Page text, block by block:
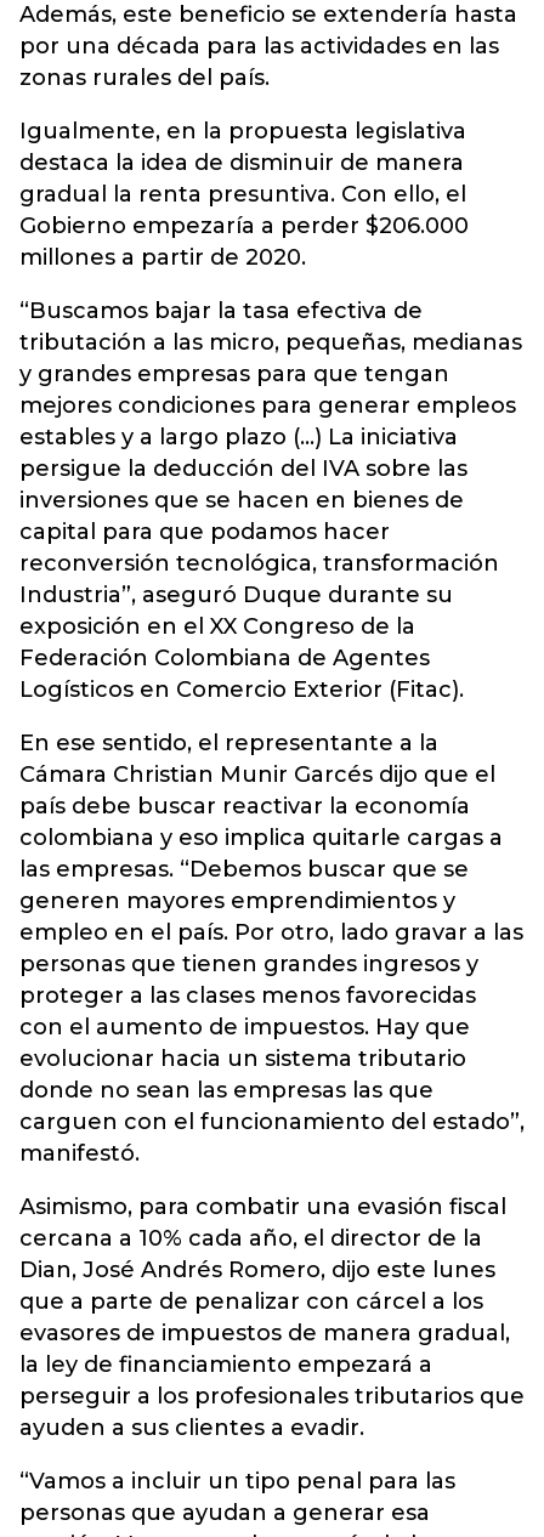
Además, este beneficio se extendería hasta
por una década para las actividades en las
zonas rurales del país.
Igualmente, en la propuesta legislativa
destaca la idea de disminuir de manera
gradual la renta presuntiva. Con ello, el
Gobierno empezaría a perder $206.000
millones a partir de 2020.
“Buscamos bajar la tasa efectiva de
tributación a las micro, pequeñas, medianas
y grandes empresas para que tengan
mejores condiciones para generar empleos
estables y a largo plazo (...) La iniciativa
persigue la deducción del IVA sobre las
inversiones que se hacen en bienes de
capital para que podamos hacer
reconversión tecnológica, transformación
Industria”, aseguró Duque durante su
exposición en el XX Congreso de la
Federación Colombiana de Agentes
Logísticos en Comercio Exterior (Fitac).
En ese sentido, el representante a la
Cámara Christian Munir Garcés dijo que el
país debe buscar reactivar la economía
colombiana y eso implica quitarle cargas a
las empresas. “Debemos buscar que se
generen mayores emprendimientos y
empleo en el país. Por otro, lado gravar a las
personas que tienen grandes ingresos y
proteger a las clases menos favorecidas
con el aumento de impuestos. Hay que
evolucionar hacia un sistema tributario
donde no sean las empresas las que
carguen con el funcionamiento del estado”,
manifestó.
Asimismo, para combatir una evasión fiscal
cercana a 10% cada año, el director de la
Dian, José Andrés Romero, dijo este lunes
que a parte de penalizar con cárcel a los
evasores de impuestos de manera gradual,
la ley de financiamiento empezará a
perseguir a los profesionales tributarios que
ayuden a sus clientes a evadir.
“Vamos a incluir un tipo penal para las
personas que ayudan a generar esa